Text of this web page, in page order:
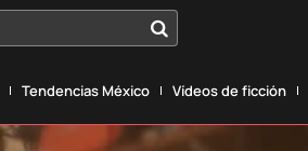
Tendencias México Vídeos de ficción